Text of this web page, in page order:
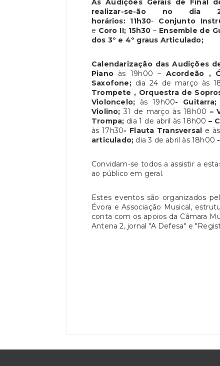
As Audições Gerais de Final
realizar-se-ão no dia
horários: 11h30- Conjunto
e Coro II; 15h30– Ensemble de
dos 3º e 4º graus Articulado;
Calendarização das Audições
Piano às 19h00 – Acordeão ,
Saxofone; dia 24 de março às
Trompete , Orquestra de
Violoncelo; às 19h00- Guitarra;
Violino;31 de março às 18h00 –
Trompa; dia 1 de abril às 18h00–
às 17h30- Flauta Transversal e
articulado; dia 3 de abril às 18h00
Convidam-se todos a assistir a
ao público em geral.
Estes eventos são organizados
Évora e Associação Musical,
conta com os apoios da Câmara
Antena 2, jornal "A Defesa" e